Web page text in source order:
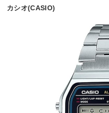
カシオ(CASIO)